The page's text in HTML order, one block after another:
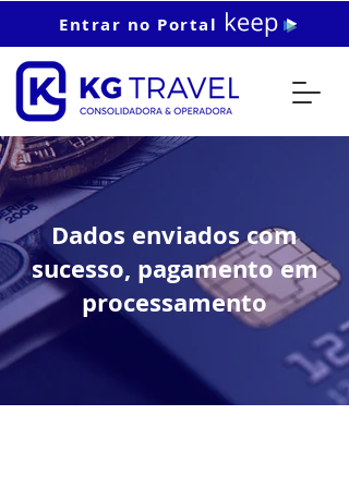
Entrar no Portal
Dados enviados com
sucesso, pagamento em
processamento